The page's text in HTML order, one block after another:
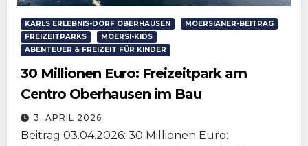
KARLS ERLEBNIS-DORF OBERHAUSEN
MOERSIANER-BEITRAG
FREIZEITPARKS
MOERSI-KIDS
ABENTEUER & FREIZEIT FÜR KINDER
30 Millionen Euro: Freizeitpark am
Centro Oberhausen im Bau
3. APRIL 2026
Beitrag 03.04.2026: 30 Millionen Euro: